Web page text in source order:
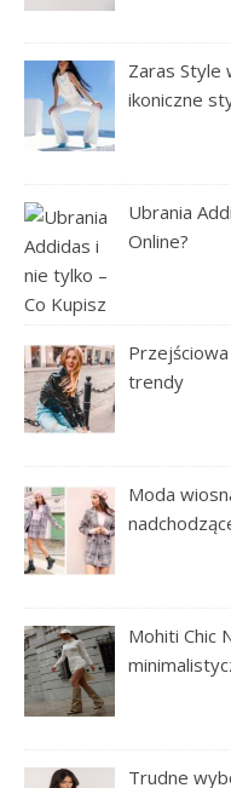
Zaras Style
ikoniczne
Ubrania
Online?
trendy
Moda
Mohiti Chic
Trudne